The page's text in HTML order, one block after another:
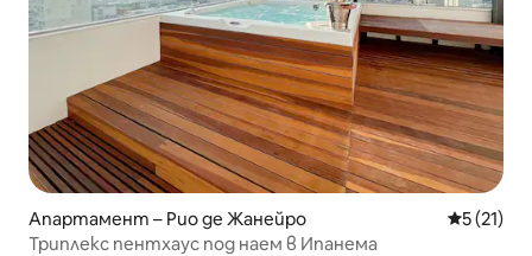
Апартамент – Рио де Жанейро Средна
5 (21)
Триплекс пентхаус под наем в Ипанема